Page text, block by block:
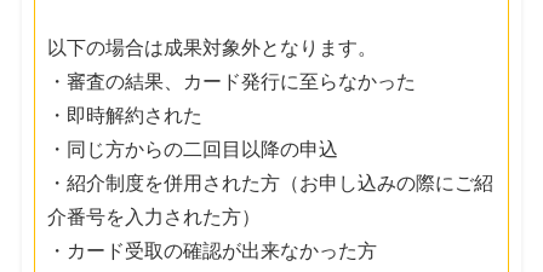
以下の場合は成果対象外となります。
・審査の結果、カード発行に至らなかった
・即時解約された
・同じ方からの二回目以降の申込
・紹介制度を併用された方（お申し込みの際にご紹
介番号を入力された方）
・カード受取の確認が出来なかった方